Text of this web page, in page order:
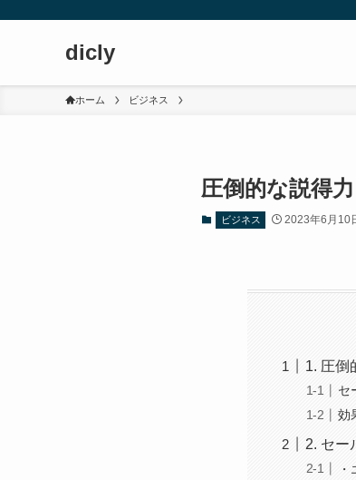
dicly
ホーム ビジネス
圧倒的な説得
ビジネス 2023年6月10
1. 圧倒
セ
効
2. セー